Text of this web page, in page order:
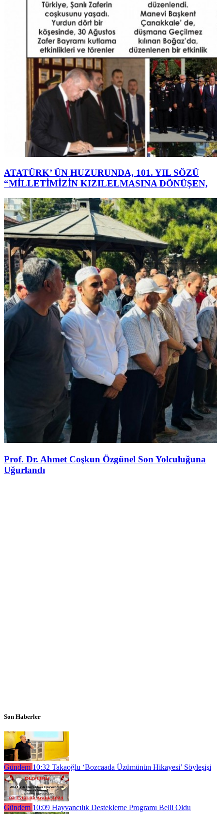
ATATÜRK’ ÜN HUZURUNDA, 101. YIL SÖZÜ
“MİLLETİMİZİN KIZILELMASINA DÖNÜŞEN,
Prof. Dr. Ahmet Coşkun Özgünel Son Yolculuğuna
Uğurlandı
Son Haberler
Gündem 10:32 Takaoğlu ‘Bozcaada Üzümünün Hikayesi’ Söyleşişi
Gündem 10:09 Hayvancılık Destekleme Programı Belli Oldu